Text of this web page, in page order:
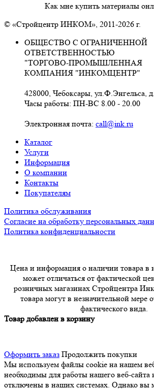
Как мне купить материалы
© «Стройцентр ИНКОМ», 2011-2026 г.
ОБЩЕСТВО С ОГРАНИЧЕННОЙ
ОТВЕТСТВЕННОСТЬЮ
"ТОРГОВО-ПРОМЫШЛЕННАЯ
КОМПАНИЯ "ИНКОМЦЕНТР"
428000, Чебоксары, ул.Ф.Энгельса,
Часы работы: ПН-ВС 8.00 - 20.00
Электронная почта: call@ink.ru
Каталог
Услуги
Информация
О компании
Контакты
Покупателям
Политика обслуживания
Согласие на обработку персональных
Политика конфиденциальности
Цена и информация о наличии товара в
может отличаться от фактической
розничных магазинах Стройцентра
товара могут в незначительной мере
фактического вида.
Товар добавлен в корзину
Оформить заказ Продолжить покупки
Мы используем файлы cookie на нашем
необходимы для работы нашего веб-сайта
отключены в наших системах. Однако вы